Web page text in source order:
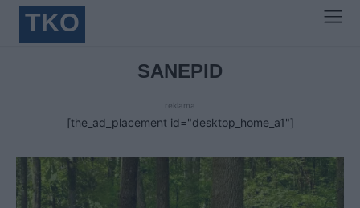
TKO
SANEPID
reklama
[the_ad_placement id="desktop_home_a1"]